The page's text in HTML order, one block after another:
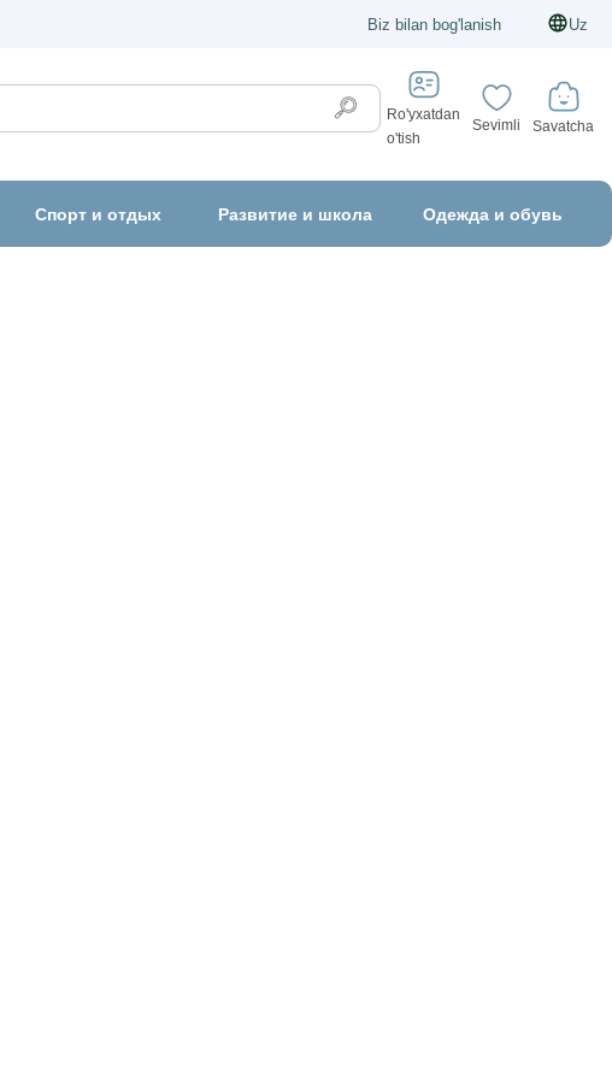
Biz bilan bog'lanish Uz
Ro'yxatdan
o'tish
Sevimli Savatcha
Спорт и отдых Развитие и школа Одежда и обувь